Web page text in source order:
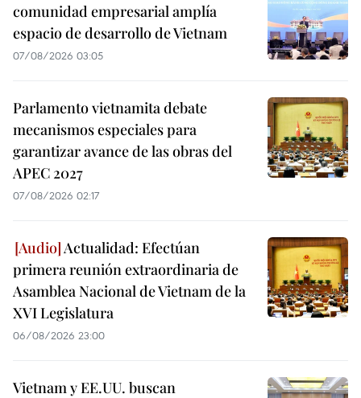
comunidad empresarial amplía
espacio de desarrollo de Vietnam
07/08/2026 03:05
Parlamento vietnamita debate
mecanismos especiales para
garantizar avance de las obras del
APEC 2027
07/08/2026 02:17
Actualidad: Efectúan
primera reunión extraordinaria de
Asamblea Nacional de Vietnam de la
XVI Legislatura
06/08/2026 23:00
Vietnam y EE.UU. buscan